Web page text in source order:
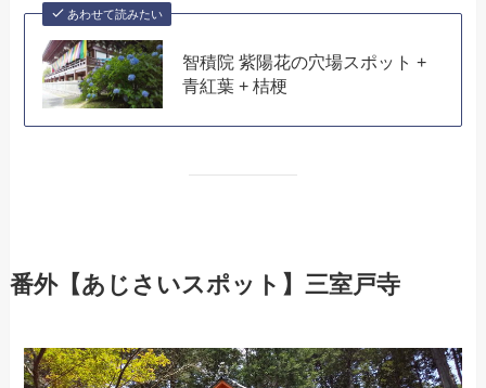
あわせて読みたい
智積院 紫陽花の穴場スポット +
青紅葉 + 桔梗
番外【あじさいスポット】三室戸寺